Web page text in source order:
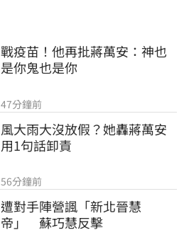
戰疫苗！他再批蔣萬安：神也
是你鬼也是你
47分鐘前
風大雨大沒放假？她轟蔣萬安
用1句話卸責
56分鐘前
遭對手陣營諷「新北晉慧
帝」　蘇巧慧反擊